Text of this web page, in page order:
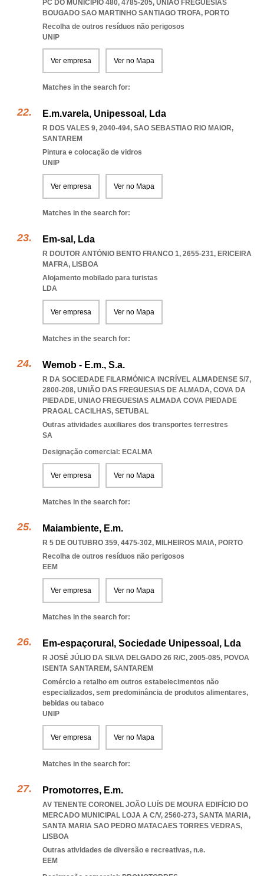
PC DO MUNICÍPIO 480, 4785-205, UNIAO FREGUESIAS
BOUGADO SAO MARTINHO SANTIAGO TROFA, PORTO
Recolha de outros resíduos não perigosos
UNIP
Ver empresa Ver no Mapa
Matches in the search for:
E.m.varela, Unipessoal, Lda
R DOS VALES 9, 2040-494, SAO SEBASTIAO RIO MAIOR,
SANTAREM
Pintura e colocação de vidros
UNIP
Ver empresa Ver no Mapa
Matches in the search for:
Em-sal, Lda
R DOUTOR ANTÓNIO BENTO FRANCO 1, 2655-231, ERICEIRA
MAFRA, LISBOA
Alojamento mobilado para turistas
LDA
Ver empresa Ver no Mapa
Matches in the search for:
Wemob - E.m., S.a.
R DA SOCIEDADE FILARMÓNICA INCRÍVEL ALMADENSE 5/7,
2800-208, UNIÃO DAS FREGUESIAS DE ALMADA, COVA DA
PIEDADE, UNIAO FREGUESIAS ALMADA COVA PIEDADE
PRAGAL CACILHAS, SETUBAL
Outras atividades auxiliares dos transportes terrestres
SA
Designação comercial: ECALMA
Ver empresa Ver no Mapa
Matches in the search for:
Maiambiente, E.m.
R 5 DE OUTUBRO 359, 4475-302, MILHEIROS MAIA, PORTO
Recolha de outros resíduos não perigosos
EEM
Ver empresa Ver no Mapa
Matches in the search for:
Em-espaçorural, Sociedade Unipessoal, Lda
R JOSÉ JÚLIO DA SILVA DELGADO 26 R/C, 2005-085, POVOA
ISENTA SANTAREM, SANTAREM
Comércio a retalho em outros estabelecimentos não
especializados, sem predominância de produtos alimentares,
bebidas ou tabaco
UNIP
Ver empresa Ver no Mapa
Matches in the search for:
Promotorres, E.m.
AV TENENTE CORONEL JOÃO LUÍS DE MOURA EDIFÍCIO DO
MERCADO MUNICIPAL LOJA A C/V, 2560-273, SANTA MARIA,
SANTA MARIA SAO PEDRO MATACAES TORRES VEDRAS,
LISBOA
Outras atividades de diversão e recreativas, n.e.
EEM